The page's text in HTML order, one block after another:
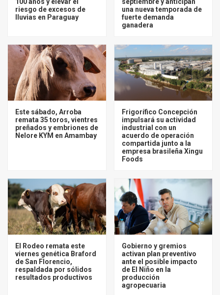
riesgo de excesos de
lluvias en Paraguay
una nueva temporada de
fuerte demanda
ganadera
Este sábado, Arroba
remata 35 toros, vientres
preñados y embriones de
Nelore KYM en Amambay
Frigorífico Concepción
impulsará su actividad
industrial con un
acuerdo de operación
compartida junto a la
empresa brasileña Xingu
Foods
El Rodeo remata este
viernes genética Braford
de San Florencio,
respaldada por sólidos
resultados productivos
Gobierno y gremios
activan plan preventivo
ante el posible impacto
de El Niño en la
producción
agropecuaria